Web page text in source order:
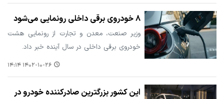
۸ خودروی برقی داخلی رونمایی می‌شود
وزیر صنعت، معدن و تجارت از رونمایی هشت
خودروی برقی داخلی در سال آینده خبر داد.
۱۴۰۲-۱۰-۲۶ ۱۴:۱۴
این کشور بزرگترین صادرکننده خودرو در